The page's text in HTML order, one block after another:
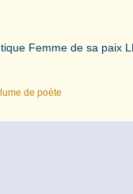
Femme de sa paix
de poète